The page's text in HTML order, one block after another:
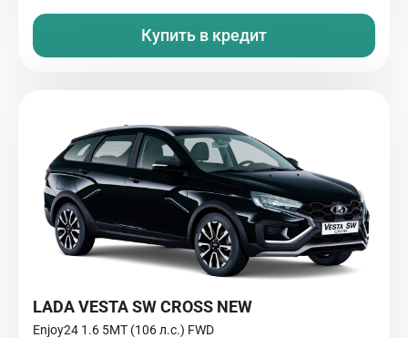
Купить в кредит
LADA VESTA SW CROSS NEW
Enjoy24 1.6 5MT (106 л.с.) FWD